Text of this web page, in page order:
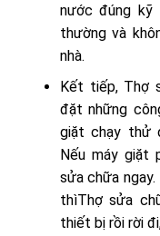
nước đúng kỹ
thường và
nhà.
Kết tiếp, Thợ
đặt những
giặt chạy thử
Nếu máy giặt
sửa chữa
thìThợ sửa
thiết bị rồi rời